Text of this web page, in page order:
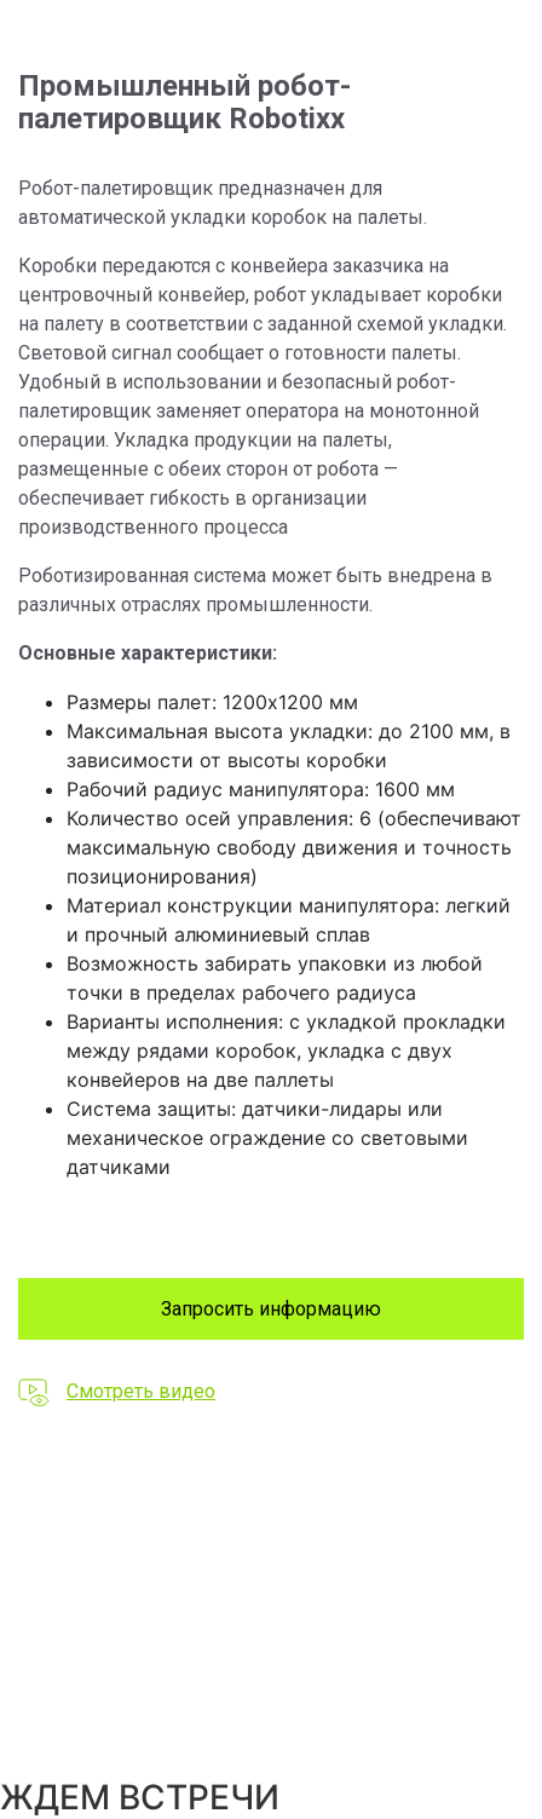
Промышленный робот-
палетировщик Robotixx
Робот-палетировщик предназначен для
автоматической укладки коробок на палеты.
Коробки передаются с конвейера заказчика на
центровочный конвейер, робот укладывает коробки
на палету в соответствии с заданной схемой укладки.
Световой сигнал сообщает о готовности палеты.
Удобный в использовании и безопасный робот-
палетировщик заменяет оператора на монотонной
операции. Укладка продукции на палеты,
размещенные с обеих сторон от робота —
обеспечивает гибкость в организации
производственного процесса
Роботизированная система может быть внедрена в
различных отраслях промышленности.
Основные характеристики:
Размеры палет: 1200х1200 мм
Максимальная высота укладки: до 2100 мм, в
зависимости от высоты коробки
Рабочий радиус манипулятора: 1600 мм
Количество осей управления: 6 (обеспечивают
максимальную свободу движения и точность
позиционирования)
Материал конструкции манипулятора: легкий
и прочный алюминиевый сплав
Возможность забирать упаковки из любой
точки в пределах рабочего радиуса
Варианты исполнения: с укладкой прокладки
между рядами коробок, укладка с двух
конвейеров на две паллеты
Система защиты: датчики-лидары или
механическое ограждение со световыми
датчиками
Запросить информацию
Смотреть видео
ЖДЕМ ВСТРЕЧИ